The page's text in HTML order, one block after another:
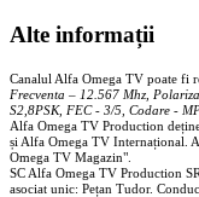
Alte informații
Canalul Alfa Omega TV poate fi
Frecventa – 12.567 Mhz,
S2,8PSK, FEC - 3/5, Codare -
Alfa Omega TV Production
și Alfa Omega TV Internațional.
Omega TV Magazin".
SC Alfa Omega TV Production
asociat unic: Pețan Tudor.